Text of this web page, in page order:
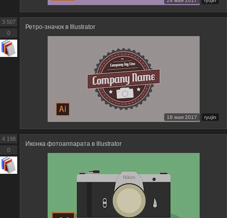
Ретро-значок в Illustrator
18 мая 2017 ryujin
3 507
0
Иконка фотоаппарата в Illustrator
4 198
0